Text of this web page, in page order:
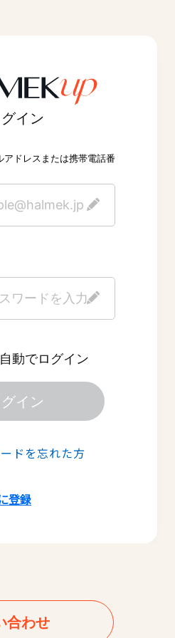
イン
アドレスまたは携帯電話番
動でログイン
グイン
ドを忘れた方
登録
合わせ